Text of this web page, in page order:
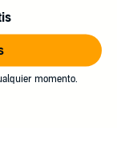
momento.